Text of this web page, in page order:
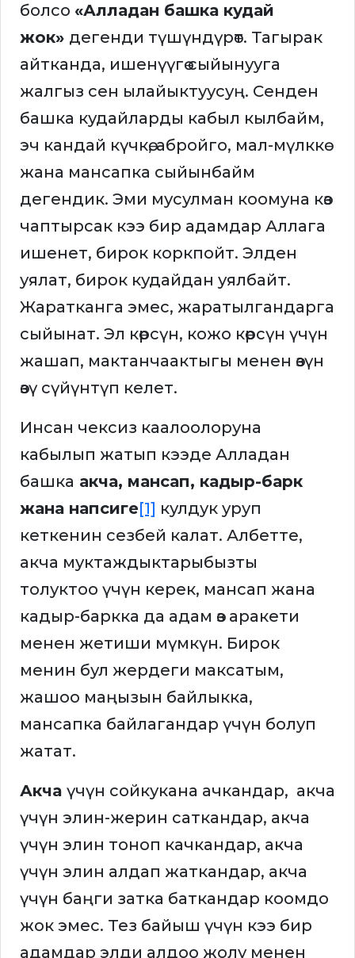
болсо «Алладан башка кудай
жок» дегенди түшүндүрөт. Тагырак
айтканда, ишенүүгө сыйынууга
жалгыз сен ылайыктуусуң. Сенден
башка кудайларды кабыл кылбайм,
эч кандай күчкө, абройго, мал-мүлккө
жана мансапка сыйынбайм
дегендик. Эми мусулман коомуна көз
чаптырсак кээ бир адамдар Аллага
ишенет, бирок коркпойт. Элден
уялат, бирок кудайдан уялбайт.
Жаратканга эмес, жаратылгандарга
сыйынат. Эл көрсүн, кожо көрсүн үчүн
жашап, мактанчаактыгы менен өзүн
өзү сүйүнтүп келет.
Инсан чексиз каалоолоруна
кабылып жатып кээде Алладан
башка акча, мансап, кадыр-барк
жана напсиге[1] кулдук уруп
кеткенин сезбей калат. Албетте,
акча муктаждыктарыбызты
толуктоо үчүн керек, мансап жана
кадыр-баркка да адам өз аракети
менен жетиши мүмкүн. Бирок
менин бул жердеги максатым,
жашоо маңызын байлыкка,
мансапка байлагандар үчүн болуп
жатат.
Акча үчүн сойкукана ачкандар, акча
үчүн элин-жерин саткандар, акча
үчүн элин тоноп качкандар, акча
үчүн элин алдап жаткандар, акча
үчүн баңги затка баткандар коомдо
жок эмес. Тез байыш үчүн кээ бир
адамдар элди алдоо жолу менен